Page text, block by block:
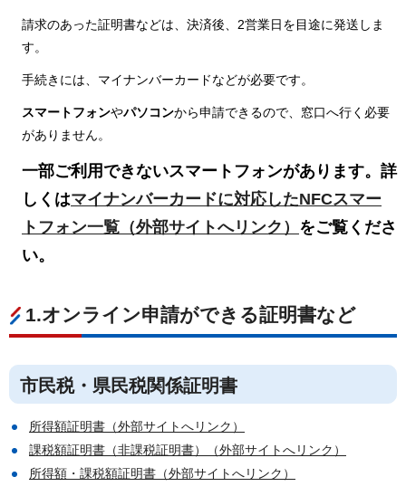
請求のあった証明書などは、決済後、2営業日を目途に発送しま
す。
手続きには、マイナンバーカードなどが必要です。
スマートフォンやパソコンから申請できるので、窓口へ行く必要
がありません。
一部ご利用できないスマートフォンがあります。詳
しくはマイナンバーカードに対応したNFCスマー
トフォン一覧 （外部サイトへリンク） をご覧くださ
い。
1.オンライン申請ができる証明書など
市民税・県民税関係証明書
所得額証明書（外部サイトへリンク）
課税額証明書（非課税証明書）（外部サイトへリンク）
所得額・課税額証明書（外部サイトへリンク）